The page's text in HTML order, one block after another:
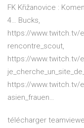
FK Křižanovice :
4… Bucks,
https://www.twitch.tv/
rencontre_scout,
https://www.twitch.tv/
https://www.twitch.tv/
asien_frauen…
télécharger